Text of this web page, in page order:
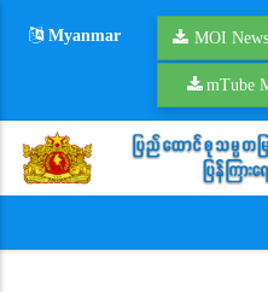
Myanmar MOI
mTube